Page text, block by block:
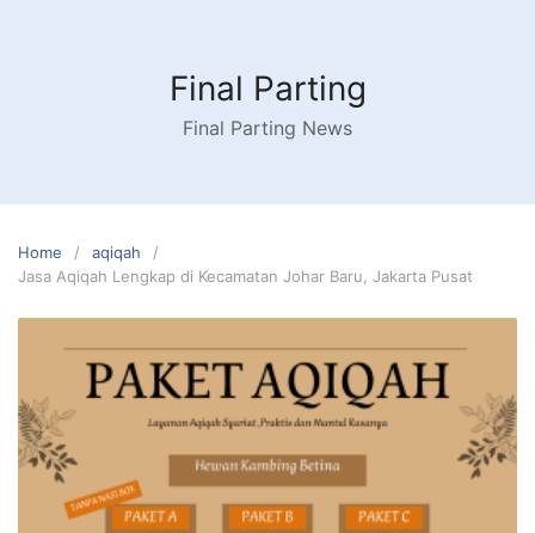
Final Parting
Final Parting News
Home
aqiqah
Jasa Aqiqah Lengkap di Kecamatan Johar Baru, Jakarta Pusat